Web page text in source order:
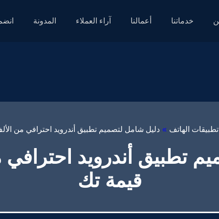
خدماتنا أعمالنا آراء العملاء المدونة
الهاتف » دليل شامل لتصميم تطبيق أندرويد احترافي من
تطبيق أندرويد احترافي
قيمة تك